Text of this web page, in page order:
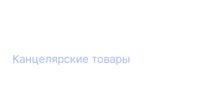
Канцелярские товары